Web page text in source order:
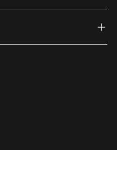
(external link)
(external link)
on Youtube (external